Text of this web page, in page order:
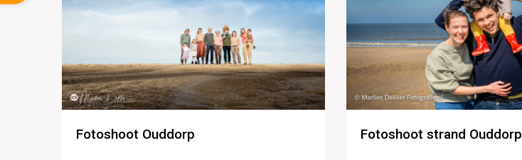
Fotoshoot Ouddorp Fotoshoot strand Ouddorp